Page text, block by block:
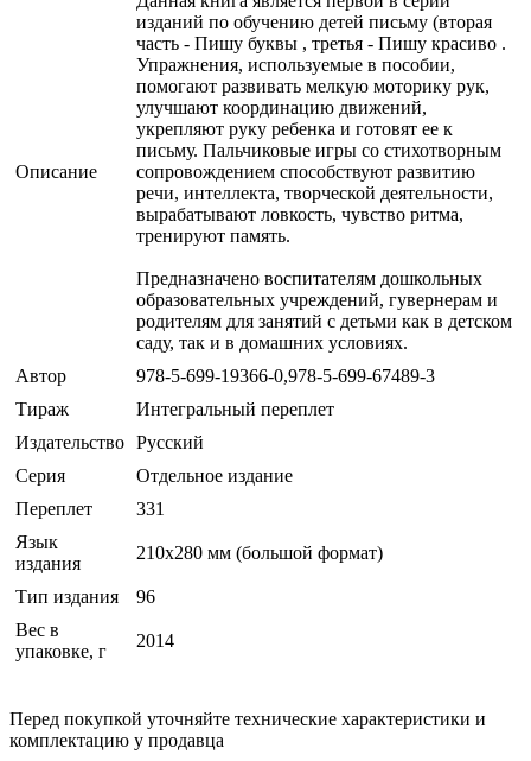
Описание
изданий по обучению детей письму (вторая
часть - Пишу буквы , третья - Пишу красиво .
Упражнения, используемые в пособии,
помогают развивать мелкую моторику рук,
улучшают координацию движений,
укрепляют руку ребенка и готовят ее к
письму. Пальчиковые игры со стихотворным
сопровождением способствуют развитию
речи, интеллекта, творческой деятельности,
вырабатывают ловкость, чувство ритма,
тренируют память.
Предназначено воспитателям дошкольных
образовательных учреждений, гувернерам и
родителям для занятий с детьми как в детском
саду, так и в домашних условиях.
Автор
978-5-699-19366-0,978-5-699-67489-3
Тираж
Интегральный переплет
Издательство Русский
Серия
Отдельное издание
Переплет
331
Язык
издания
210x280 мм (большой формат)
Тип издания
96
Вес в
упаковке, г
2014
Перед покупкой уточняйте технические характеристики и
комплектацию у продавца